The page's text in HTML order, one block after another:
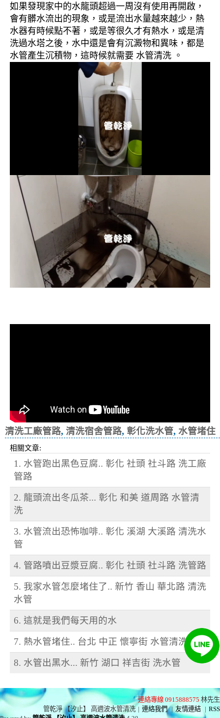
如果發現家中的水龍頭超過一周沒有使用再開啟，
會有髒水流出的現象，或是流出水量越來越少，熱
水器有時候點不著，或是等很久才有熱水，或是清
洗過水塔之後，水中還是會有沉澱物和異味，都是
水管產生沉積物，這時候就需要 水管清洗 。
清洗工廠管路, 清洗宿舍管路, 彰化洗水管, 水管堵住
相關文章:
1. 水管跑出黑色豆腐.. 彰化 社頭 社斗路 洗工廠
管路
2. 龍頭流出冬瓜茶... 彰化 和美 道周路 水管清
洗
3. 水管流出恐怖咖啡.. 彰化 溪湖 大溪路 清洗水
管
4. 管路噴出豆漿豆腐.. 彰化 社頭 社斗路 洗管路
5. 我家水管怎麼堵住了.. 新竹 香山 華北路 清洗
水管
6. 這就是我們每天用的水
7. 熱水管堵住.. 台北 中正 懷寧街 水管清洗
8. 水管出黑水... 新竹 湖口 祥吉街 洗水管
連絡專線 0915888575 林先生
管乾淨 【汐止】 高週波水管清洗 | 連絡我們 | 友情連結 | RSS